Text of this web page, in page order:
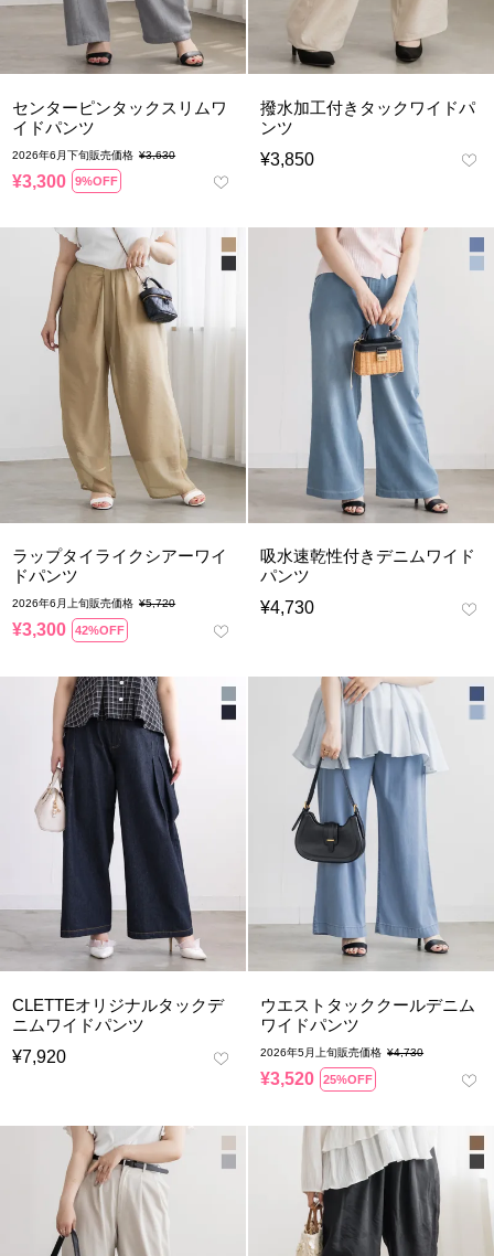
センターピンタックスリムワ
イドパンツ
2026年6月下旬販売価格 ¥3,630
¥3,300 9%OFF
撥水加工付きタックワイドパ
ンツ
¥3,850
ラップタイライクシアーワイ
ドパンツ
2026年6月上旬販売価格 ¥5,720
¥3,300 42%OFF
吸水速乾性付きデニムワイド
パンツ
¥4,730
CLETTEオリジナルタックデ
ニムワイドパンツ
¥7,920
ウエストタッククールデニム
ワイドパンツ
2026年5月上旬販売価格 ¥4,730
¥3,520 25%OFF